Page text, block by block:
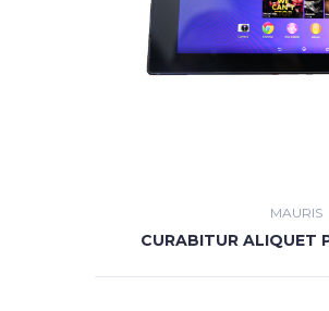
MAURIS
CURABITUR ALIQUET